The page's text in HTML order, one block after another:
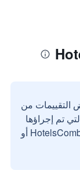
التقييمات من
تم إجراؤها
بواسطة مستخدمين حقيقيين مع HotelsCombined أو